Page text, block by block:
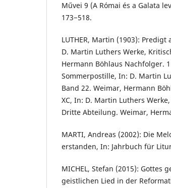
Művei 9 (A Római és a Galata
173−518.
LUTHER, Martin (1903):
D. Martin Luthers Werke,
Hermann Böhlaus Nachfolger.
Sommerpostille, In: D. Martin
Band 22. Weimar, Hermann
XC, In: D. Martin Luthers
Dritte Abteilung. Weimar,
MARTI, Andreas (2002): Die
erstanden, In: Jahrbuch für
MICHEL, Stefan (2015): Gottes
geistlichen Lied in der